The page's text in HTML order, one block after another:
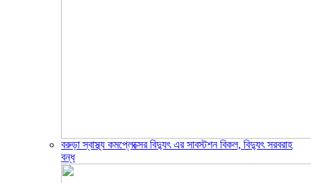
বরুড়া স্বাস্থ্য কমপ্লেক্সের বিদ্যুৎ এর সাবস্টশন বিকল, বিদ্যুৎ সরবরাহ
বন্ধ